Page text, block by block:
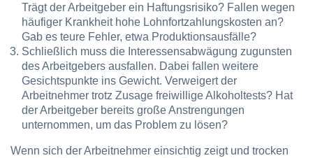
Trägt der Arbeitgeber ein Haftungsrisiko? Fallen wegen
häufiger Krankheit hohe Lohnfortzahlungskosten an?
Gab es teure Fehler, etwa Produktionsausfälle?
Schließlich muss die Interessensabwägung zugunsten
des Arbeitgebers ausfallen. Dabei fallen weitere
Gesichtspunkte ins Gewicht. Verweigert der
Arbeitnehmer trotz Zusage freiwillige Alkoholtests? Hat
der Arbeitgeber bereits große Anstrengungen
unternommen, um das Problem zu lösen?
Wenn sich der Arbeitnehmer einsichtig zeigt und trocken